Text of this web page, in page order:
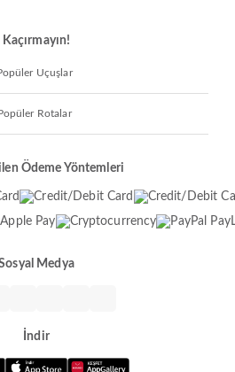
Kaçırmayın!
Uçuşlar
Rotalar
Ödeme Yöntemleri
Medya
İndir